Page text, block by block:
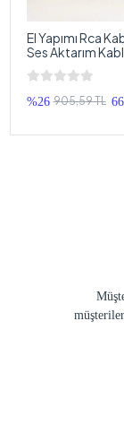
El Yapımı Rca
Ses Aktarım
%26 905,59 TL